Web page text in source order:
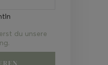
du unsere